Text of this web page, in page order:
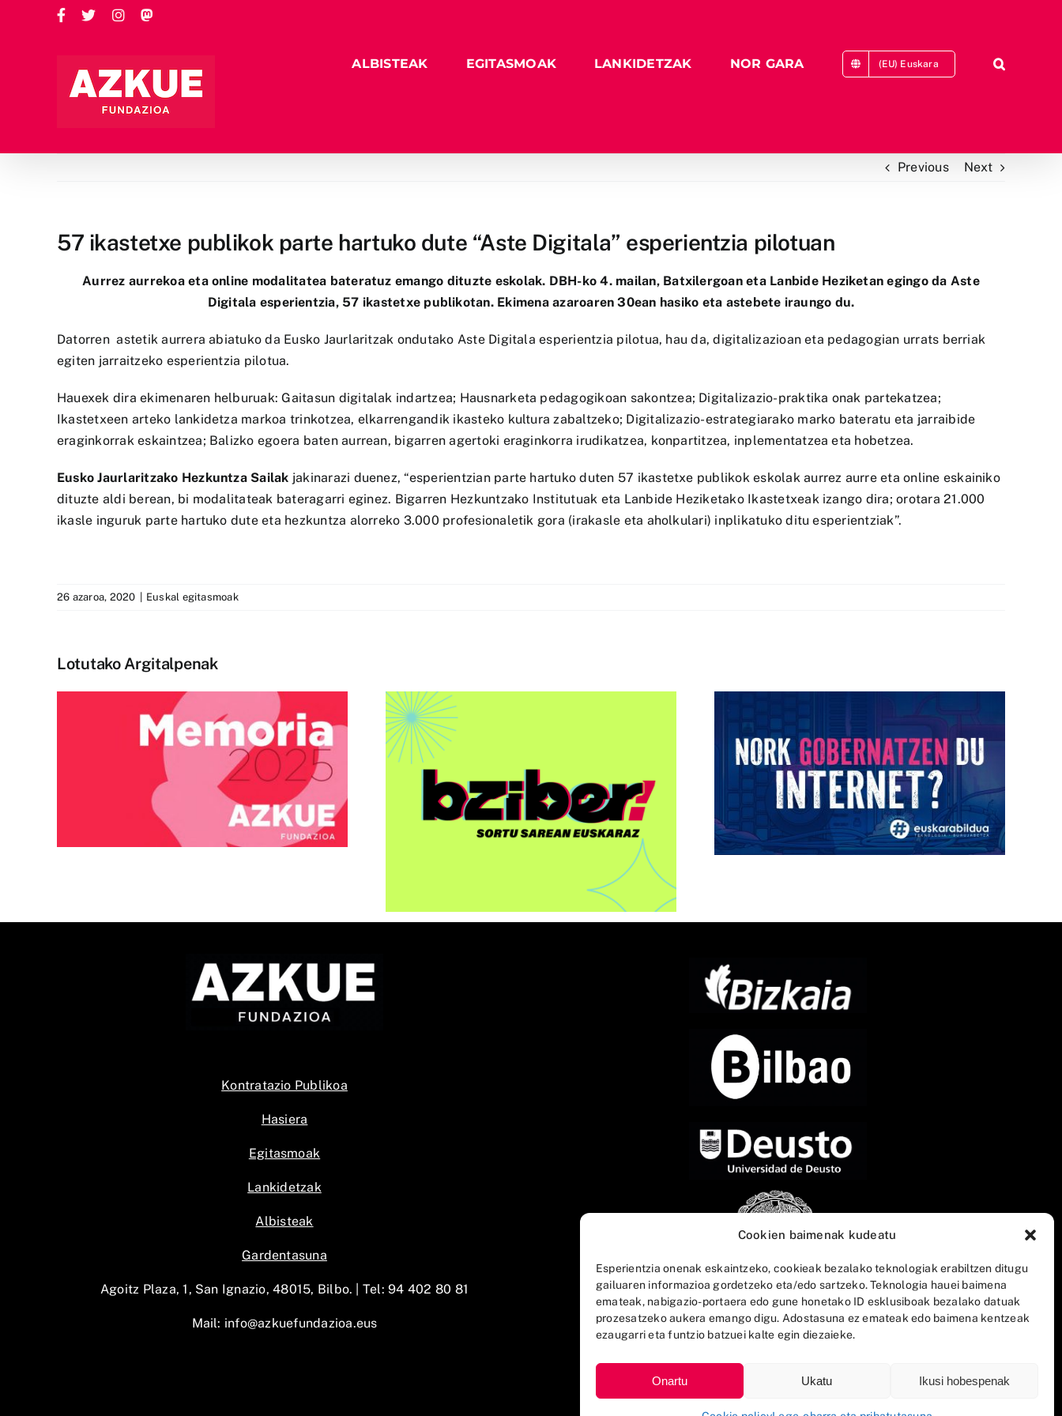
Cookien baimenak kudeatu
Esperientzia onenak eskaintzeko, cookieak bezalako teknologiak erabiltzen ditugu
gailuaren informazioa gordetzeko eta/edo sartzeko. Teknologia hauei baimena
emateak, nabigazio-portaera edo gune honetako ID esklusiboak bezalako datuak
prozesatzeko aukera emango digu. Adostasuna ez emateak edo baimena kentzeak
ezaugarri eta funtzio batzuei kalte egin diezaieke.
Onartu Ukatu Ikusi hobespenak
Facebook
TwitterInstagram
ALBISTEAK EGITASMOAK LANKIDETZAK NOR GARA (EU) Euskara
Previous Next
57 ikastetxe publikok parte hartuko dute “Aste Digitala” esperientzia pilotuan
Aurrez aurrekoa eta online modalitatea bateratuz emango dituzte eskolak. DBH-ko 4. mailan, Batxilergoan eta Lanbide Heziketan egingo da Aste
Digitala esperientzia, 57 ikastetxe publikotan. Ekimena azaroaren 30ean hasiko eta astebete iraungo du.
Datorren astetik aurrera abiatuko da Eusko Jaurlaritzak ondutako Aste Digitala esperientzia pilotua, hau da, digitalizazioan eta pedagogian urrats berriak
egiten jarraitzeko esperientzia pilotua.
Hauexek dira ekimenaren helburuak: Gaitasun digitalak indartzea; Hausnarketa pedagogikoan sakontzea; Digitalizazio-praktika onak partekatzea;
Ikastetxeen arteko lankidetza markoa trinkotzea, elkarrengandik ikasteko kultura zabaltzeko; Digitalizazio-estrategiarako marko bateratu eta jarraibide
eraginkorrak eskaintzea; Balizko egoera baten aurrean, bigarren agertoki eraginkorra irudikatzea, konpartitzea, inplementatzea eta hobetzea.
Eusko Jaurlaritzako Hezkuntza Sailak jakinarazi duenez, “esperientzian parte hartuko duten 57 ikastetxe publikok eskolak aurrez aurre eta online eskainiko
dituzte aldi berean, bi modalitateak bateragarri eginez. Bigarren Hezkuntzako Institutuak eta Lanbide Heziketako Ikastetxeak izango dira; orotara 21.000
ikasle inguruk parte hartuko dute eta hezkuntza alorreko 3.000 profesionaletik gora (irakasle eta aholkulari) inplikatuko ditu esperientziak”.
26 azaroa, 2020 Euskal egitasmoak
Lotutako Argitalpenak
Abian da Bziber lehiaketaren
9. edizioa, euskarazko
eduki-sorkuntza sustatzeko
eta euskal komunitateez
arituko dira Euskarabilduan
Kontratazio Publikoa
Hasiera
Egitasmoak
Lankidetzak
Albisteak
Gardentasuna
Agoitz Plaza, 1, San Ignazio, 48015, Bilbo. | Tel: 94 402 80 81
Mail: info@azkuefundazioa.eus